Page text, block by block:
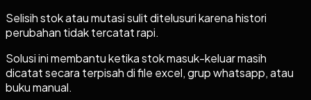
Selisih stok atau mutasi sulit ditelusuri karena histori
perubahan tidak tercatat rapi.
Solusi ini membantu ketika stok masuk-keluar masih
dicatat secara terpisah di file excel, grup whatsapp, atau
buku manual.